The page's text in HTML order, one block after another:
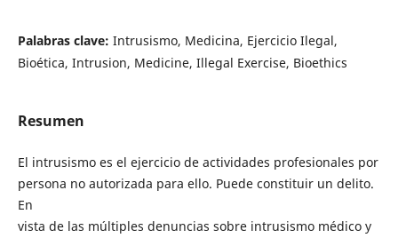
Palabras clave: Intrusismo, Medicina, Ejercicio Ilegal,
Bioética, Intrusion, Medicine, Illegal Exercise, Bioethics
Resumen
El intrusismo es el ejercicio de actividades profesionales por
persona no autorizada para ello. Puede constituir un delito.
En
vista de las múltiples denuncias sobre intrusismo médico y